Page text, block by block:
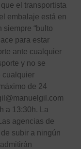
el transportista
embalaje está en
siempre “bulto
para estar
ante cualquier
y no se
cualquier
de 24
a 13:30h. La
agencias de
subir a ningún